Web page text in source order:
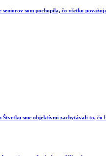
som pochopila, čo všetko
Štvrtku sme objektívmi zachytávali to, čo